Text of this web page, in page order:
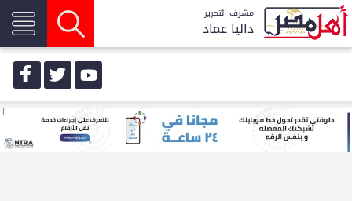
مشرف التحرير
داليا عماد